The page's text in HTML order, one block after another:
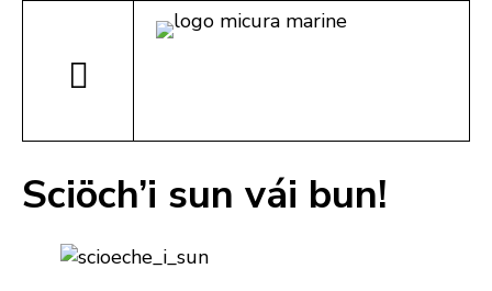
Sciöch’i sun vái bun!